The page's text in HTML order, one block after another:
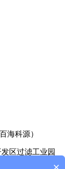
海科源）
区过滤工业园